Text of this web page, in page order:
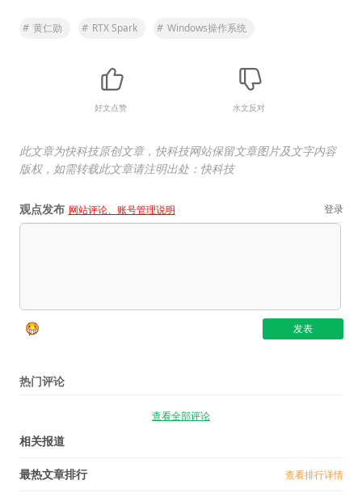
# 黄仁勋 # RTX Spark # Windows操作系统
好文点赞 水文反对
此文章为快科技原创文章，快科技网站保留文章图片及文字内容
版权，如需转载此文章请注明出处：快科技
观点发布 网站评论、账号管理说明 登录
热门评论
查看全部评论
相关报道
最热文章排行 查看排行详情